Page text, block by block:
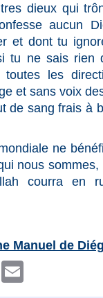
dieux qui
aucun
et dont tu
tu ne sais
toutes les
et sans voix
de sang frais à
ne
nous
courra en
Manuel de
LinkedIn